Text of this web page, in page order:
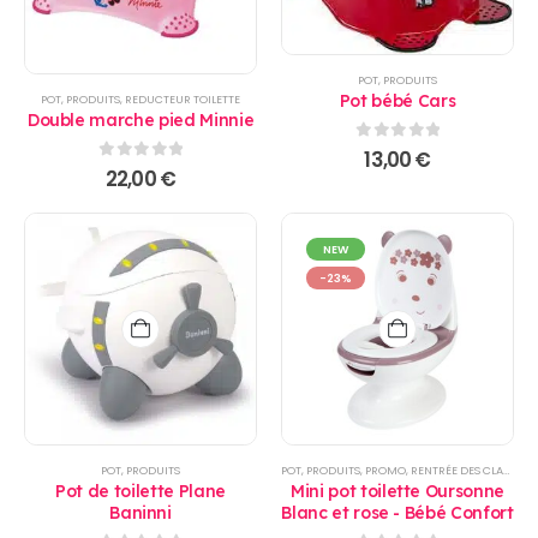
POT, PRODUITS, REDUCTEUR TOILETTE
Double marche pied Minnie
0sur 5
22,00€
POT, PRODUITS
Pot bébé Cars
0sur 5
13,00€
POT, PRODUITS
Pot de toilette Plane
Baninni
NEW
-23%
POT, PRODUITS, PROMO, RENTRÉE DES CLASSES
Mini pot toilette Oursonne
Blanc et rose - Bébé Confort